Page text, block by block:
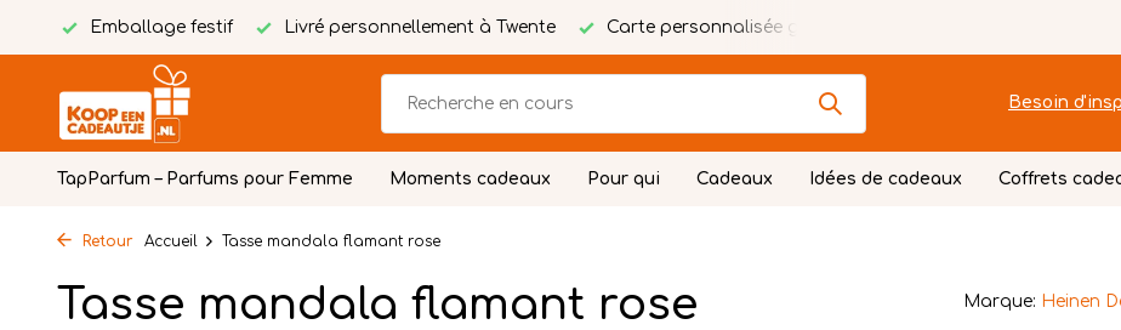
Emballage festif Livré personnellement à Twente Carte personnalisée gratuite
Besoin
TapParfum – Parfums pour Femme Moments cadeaux Pour qui Cadeaux Idées de cadeaux Coffrets
Retour Accueil Tasse mandala flamant rose
Tasse mandala flamant rose Marque: Heinen